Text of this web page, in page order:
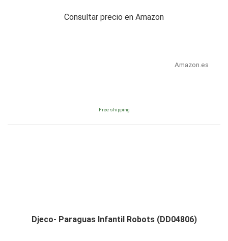
Consultar precio en Amazon
Amazon.es
Free shipping
Djeco- Paraguas Infantil Robots (DD04806)